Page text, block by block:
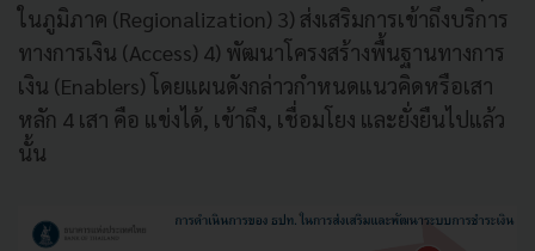
ในภูมิภาค (Regionalization) 3) ส่งเสริมการเข้าถึงบริการ
ทางการเงิน (Access) 4) พัฒนาโครงสร้างพื้นฐานทางการ
เงิน (Enablers) โดยแผนดังกล่าวกำหนดแนวคิดหรือเสา
หลัก 4 เสา คือ แข่งได้, เข้าถึง, เชื่อมโยง และยั่งยืนไปแล้ว
นั้น